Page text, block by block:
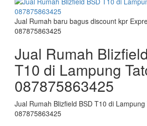
Jual Rumah baru bagus discount kpr
087875863425
Jual Rumah
T10 di Lampung
087875863425
Jual Rumah Blizfield BSD T10 di
087875863425